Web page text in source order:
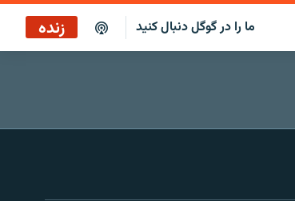
ما را در گوگل دنبال کنید زنده